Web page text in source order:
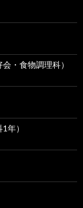
・食物調理科）
年）